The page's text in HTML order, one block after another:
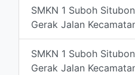
SMKN 1 Suboh
Gerak Jalan
SMKN 1 Suboh
Gerak Jalan